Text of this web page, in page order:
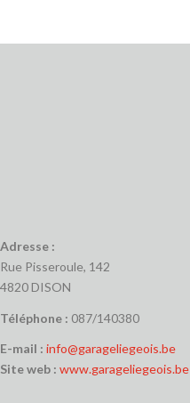
Adresse :
Rue Pisseroule, 142
4820 DISON
Téléphone : 087/140380
E-mail : info@garageliegeois.be
Site web : www.garageliegeois.be